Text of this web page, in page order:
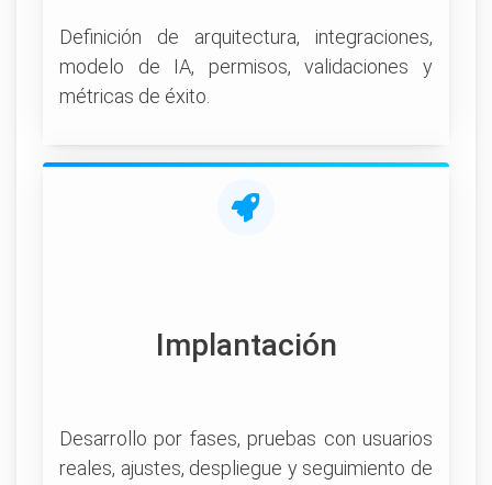
Definición de arquitectura, integraciones,
modelo de IA, permisos, validaciones y
métricas de éxito.
Implantación
Desarrollo por fases, pruebas con usuarios
reales, ajustes, despliegue y seguimiento de